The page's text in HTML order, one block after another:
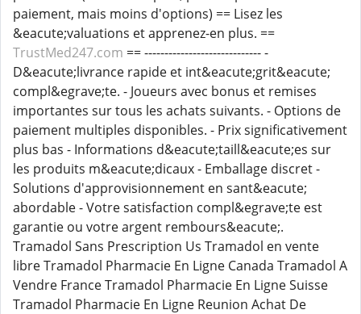
paiement, mais moins d'options) == Lisez les
&eacute;valuations et apprenez-en plus. ==
TrustMed247.com == ----------------------------- -
D&eacute;livrance rapide et int&eacute;grit&eacute;
compl&egrave;te. - Joueurs avec bonus et remises
importantes sur tous les achats suivants. - Options de
paiement multiples disponibles. - Prix significativement
plus bas - Informations d&eacute;taill&eacute;es sur
les produits m&eacute;dicaux - Emballage discret -
Solutions d'approvisionnement en sant&eacute;
abordable - Votre satisfaction compl&egrave;te est
garantie ou votre argent rembours&eacute;.
Tramadol Sans Prescription Us Tramadol en vente
libre Tramadol Pharmacie En Ligne Canada Tramadol A
Vendre France Tramadol Pharmacie En Ligne Suisse
Tramadol Pharmacie En Ligne Reunion Achat De